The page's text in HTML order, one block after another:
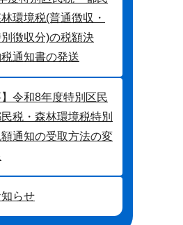
環境税(普通徴収・
徴収分)の税額決
通知書の発送
】令和8年度特別区民
税・森林環境税特別
通知の受取方法の変
らせ